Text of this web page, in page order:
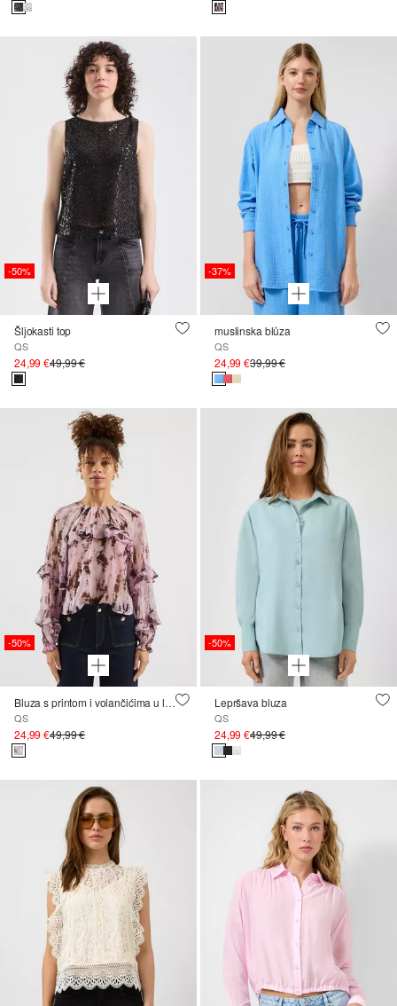
-50%
Šljokasti top
QS
24,99 €49,99 €
-37%
muslinska blůza
QS
24,99 €39,99 €
-50%
Bluza s printom i volančićima u loose fit kroju
QS
24,99 €49,99 €
-50%
Lepršava bluza
QS
24,99 €49,99 €